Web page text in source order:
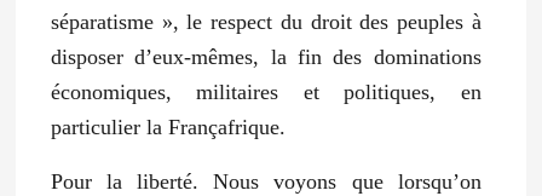
séparatisme », le respect du droit des peuples à
disposer d’eux-mêmes, la fin des dominations
économiques, militaires et politiques, en
particulier la Françafrique.
Pour la liberté. Nous voyons que lorsqu’on